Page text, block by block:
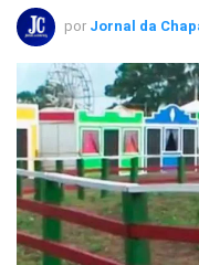
por Jornal da